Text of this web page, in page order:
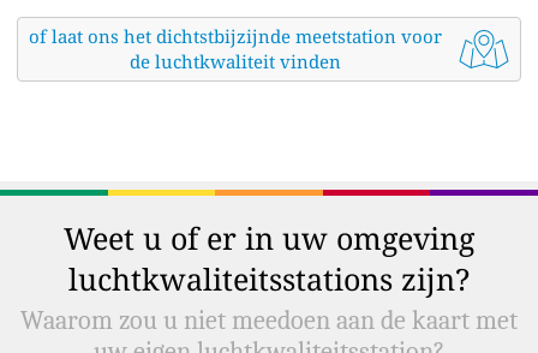
of laat ons het dichtstbijzijnde meetstation voor
de luchtkwaliteit vinden
Weet u of er in uw omgeving
luchtkwaliteitsstations zijn?
Waarom zou u niet meedoen aan de kaart met